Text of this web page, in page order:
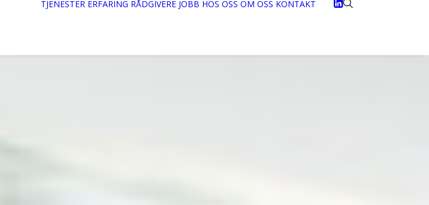
TJENESTER ERFARING RÅDGIVERE JOBB HOS OSS OM OSS KONTAKT